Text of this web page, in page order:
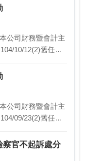
公司財務暨會計主
10/12(2)舊任者
公司財務暨會計主
09/23(2)舊任者
察官不起訴處分